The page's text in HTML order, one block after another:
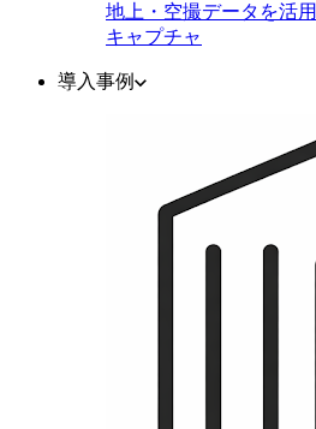
地上・空撮データを活
キャプチャ
導入事例